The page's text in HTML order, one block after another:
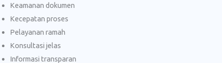
Keamanan dokumen
Kecepatan proses
Pelayanan ramah
Konsultasi jelas
Informasi transparan